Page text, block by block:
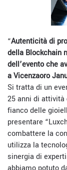
“Autenticità di
della Blockchain
dell’evento che
a Vicenzaoro
Si tratta di un
25 anni di attività
fianco delle
presentare
combattere la
utilizza la
sinergia di